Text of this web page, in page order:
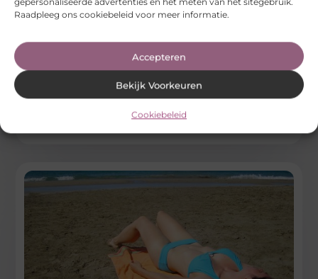
Raadpleeg ons cookiebeleid voor meer informatie.
Accepteren
Bekijk Voorkeuren
Cookiebeleid
Vind de perfecte benzinestation in Haarlem:
Op zoek naar een benzinestation in Haarlem. Nu Haarlem.
kan een aantal vragen oproepen. Haarlem, de charmante